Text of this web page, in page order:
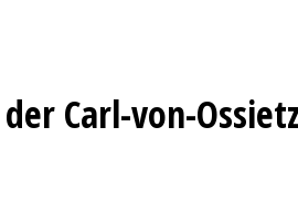
Carl-von-